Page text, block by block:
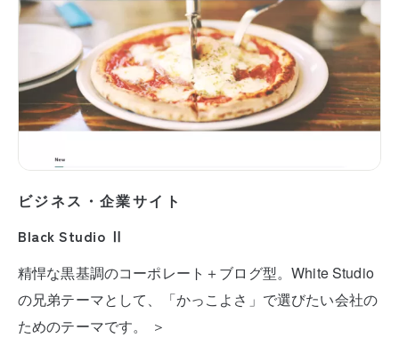
ビジネス・企業サイト
Black Studio Ⅱ
精悍な黒基調のコーポレート＋ブログ型。White Studio
の兄弟テーマとして、「かっこよさ」で選びたい会社の
ためのテーマです。 ＞